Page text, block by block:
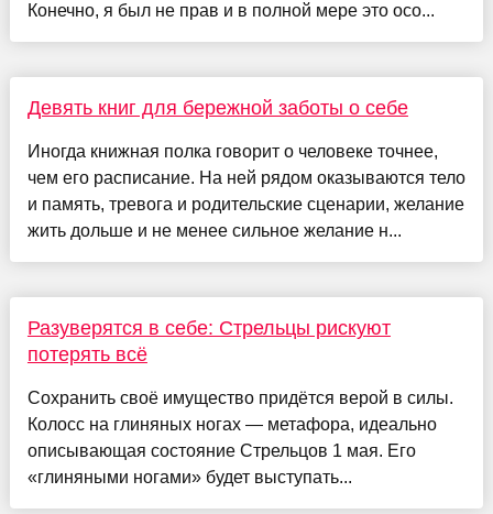
Конечно, я был не прав и в полной мере это осо...
Девять книг для бережной заботы о себе
Иногда книжная полка говорит о человеке точнее,
чем его расписание. На ней рядом оказываются тело
и память, тревога и родительские сценарии, желание
жить дольше и не менее сильное желание н...
Разуверятся в себе: Стрельцы рискуют
потерять всё
Сохранить своё имущество придётся верой в силы.
Колосс на глиняных ногах — метафора, идеально
описывающая состояние Стрельцов 1 мая. Его
«глиняными ногами» будет выступать...